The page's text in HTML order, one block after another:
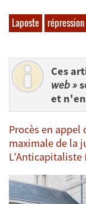
Laposte répression
Ces
web »
et
Procès en appel
maximale de la